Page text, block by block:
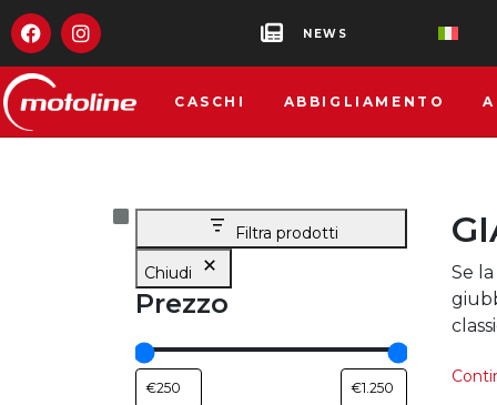
NEWS
CASCHI ABBIGLIAMENTO
Se
Filtra prodotti
Chiudi
Prezzo